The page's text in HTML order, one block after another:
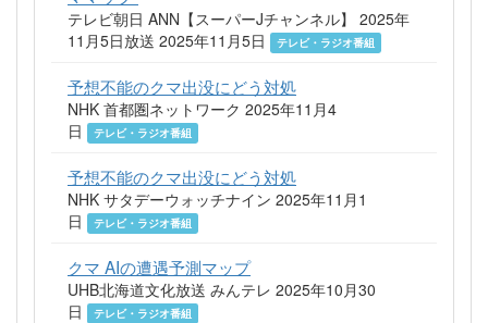
テレビ朝日 ANN【スーパーJチャンネル】 2025年
11月5日放送 2025年11月5日
テレビ・ラジオ番組
予想不能のクマ出没にどう対処
NHK 首都圏ネットワーク 2025年11月4
日
テレビ・ラジオ番組
予想不能のクマ出没にどう対処
NHK サタデーウォッチナイン 2025年11月1
日
テレビ・ラジオ番組
クマ AIの遭遇予測マップ
UHB北海道文化放送 みんテレ 2025年10月30
日
テレビ・ラジオ番組